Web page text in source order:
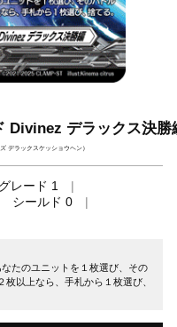
Divinez デラックス決勝
デラックスケッショウヘン）
グレード 1
シールド 0
たのユニットを１枚選び、その
以上なら、手札から１枚選び、